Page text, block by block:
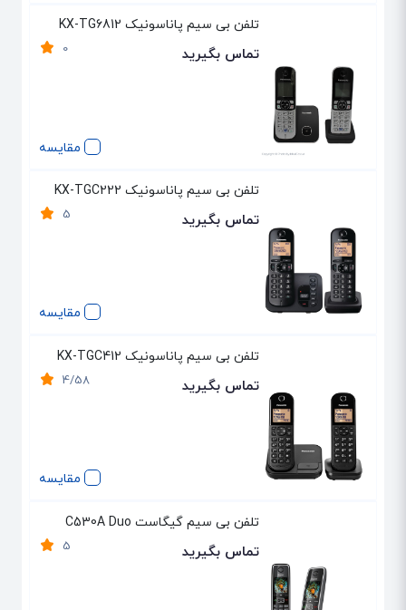
مقایسه
تلفن بی سیم پاناسونیک KX-TG6812
0 تماس بگیرید
مقایسه
تلفن بی سیم پاناسونیک KX-TGC222
5 تماس بگیرید
مقایسه
تلفن بی سیم پاناسونیک KX-TGC412
4/58 تماس بگیرید
تلفن بی سیم گیگاست C530A Duo
5 تماس بگیرید